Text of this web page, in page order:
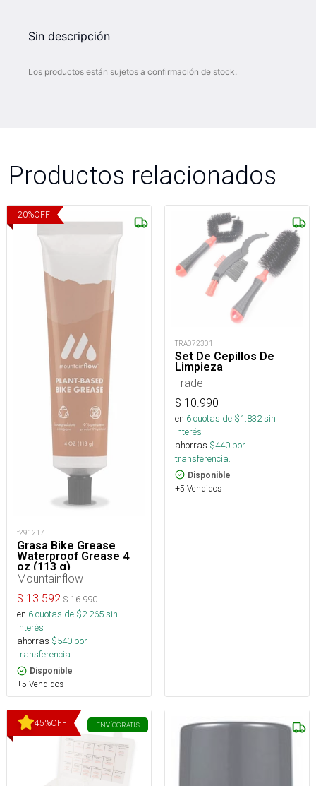
Sin descripción
Los productos están sujetos a confirmación de stock.
Productos relacionados
20%OFF
t291217
Grasa Bike Grease
Waterproof Grease 4
oz (113 g)
Mountainflow
$ 13.592 $16.990
en 6cuotas de $2.265sin
interés
ahorras $540 por
transferencia.
Disponible
+5 Vendidos
TRA072301
Set De Cepillos De
Limpieza
Trade
$ 10.990
en 6cuotas de $1.832sin
interés
ahorras $440 por
transferencia.
Disponible
+5 Vendidos
45%OFF ENVÍOGRATIS